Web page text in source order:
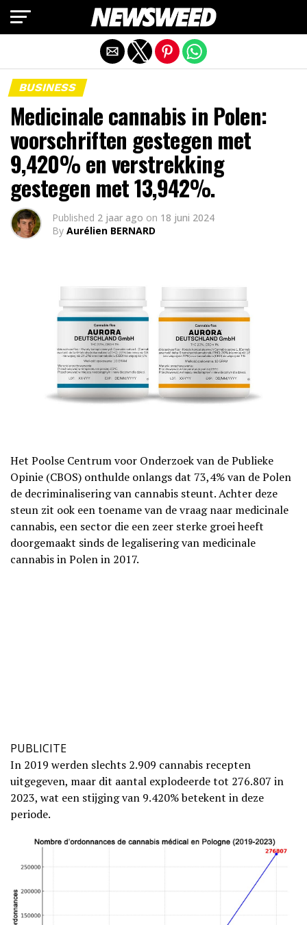
BUSINESS
Medicinale cannabis in Polen:
voorschriften gestegen met
9,420% en verstrekking
gestegen met 13,942%.
Published 2 jaar ago on 18 juni 2024
By Aurélien BERNARD
Het Poolse Centrum voor Onderzoek van de Publieke
Opinie (CBOS) onthulde onlangs dat 73,4% van de Polen
de decriminalisering van cannabis steunt. Achter deze
steun zit ook een toename van de vraag naar medicinale
cannabis, een sector die een zeer sterke groei heeft
doorgemaakt sinds de legalisering van medicinale
cannabis in Polen in 2017.
PUBLICITE
In 2019 werden slechts 2.909 cannabis recepten
uitgegeven, maar dit aantal explodeerde tot 276.807 in
2023, wat een stijging van 9.420% betekent in deze
periode.
Mobiele versie afsluiten